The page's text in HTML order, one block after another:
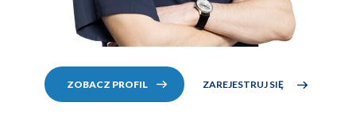
ZOBACZ PROFIL ZAREJESTRUJ SIĘ